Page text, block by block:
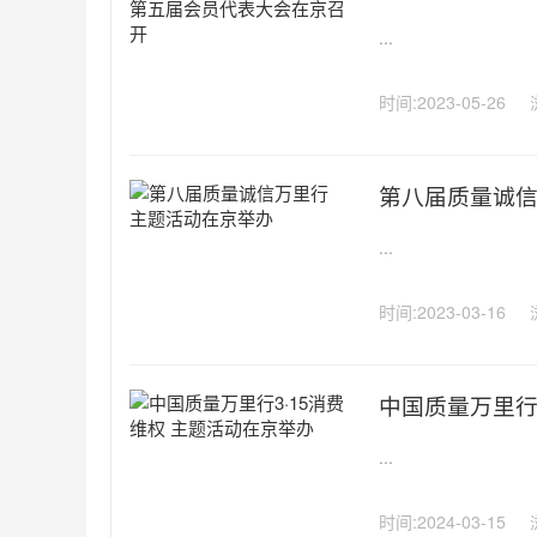
...
时间:2023-05-26
第八届质量诚
...
时间:2023-03-16
中国质量万里
...
时间:2024-03-15